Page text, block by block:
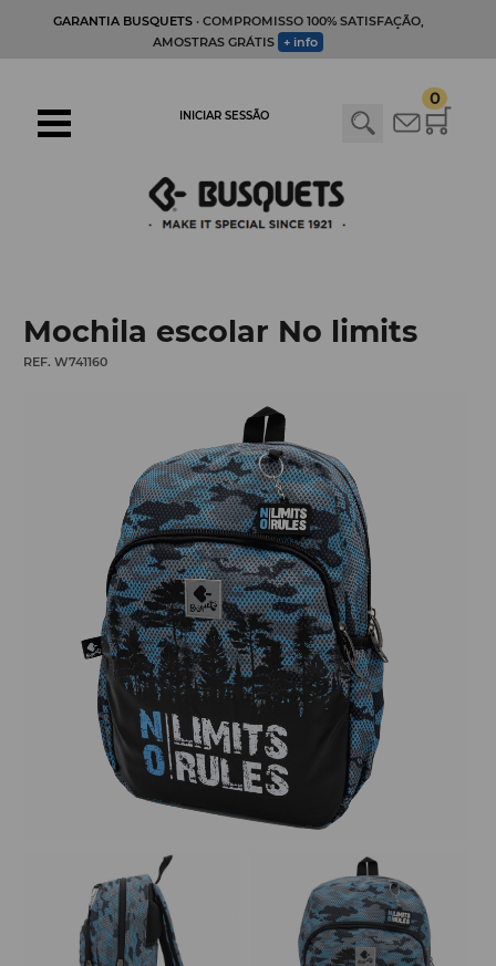
GARANTIA BUSQUETS· COMPROMISSO 100% SATISFAÇÃO,
AMOSTRAS GRÁTIS + info
0
INICIAR SESSÃO
Mochila escolar No limits
REF. W741160